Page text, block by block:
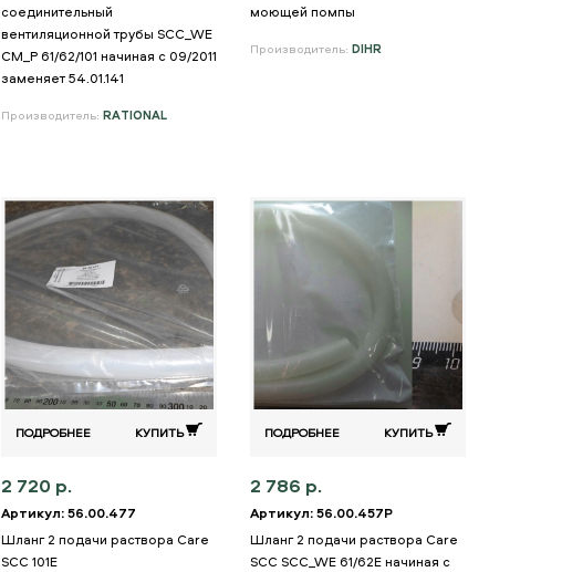
соединительный
вентиляционной трубы SCC_WE
CM_P 61/62/101 начиная с 09/2011
заменяет 54.01.141
Производитель: RATIONAL
моющей помпы
Производитель: DIHR
ПОДРОБНЕЕ КУПИТЬ
2 720 р.
Артикул: 56.00.477
Шланг 2 подачи раствора Care
SCC 101E
ПОДРОБНЕЕ КУПИТЬ
2 786 р.
Артикул: 56.00.457P
Шланг 2 подачи раствора Care
SCC SCC_WE 61/62E начиная с